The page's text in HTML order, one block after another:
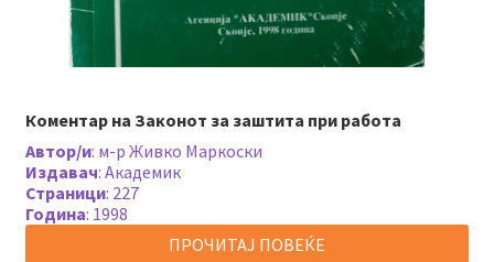
Коментар на Законот за заштита при работа
Автор/и: м-р Живко Маркоски
Издавач: Академик
Страници: 227
Година: 1998
ПРОЧИТАЈ ПОВЕЌЕ